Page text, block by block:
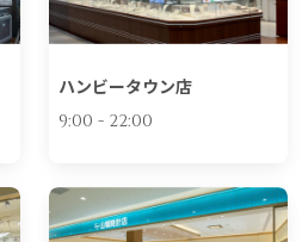
ハンビータウン店
9:00 - 22:00